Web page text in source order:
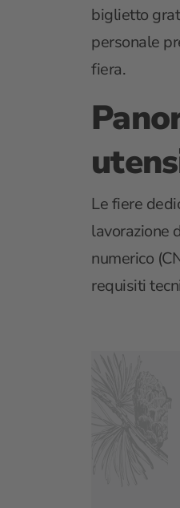
biglietto
personale
fiera.
Le fiere
lavorazione
numerico
requisiti